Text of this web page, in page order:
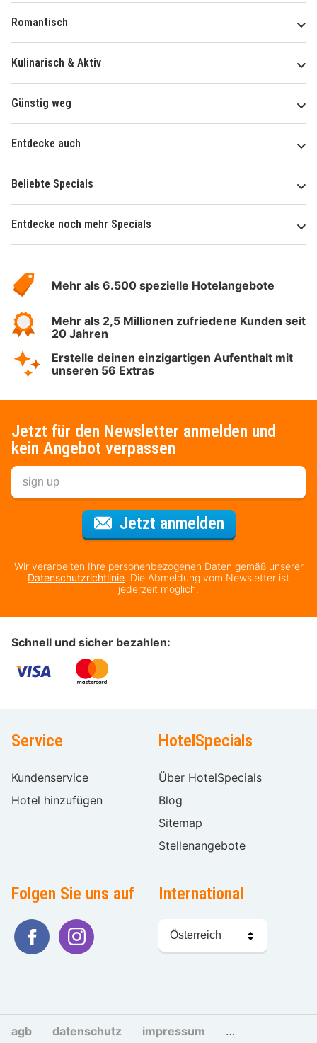
Romantisch
Kulinarisch & Aktiv
Günstig weg
Entdecke auch
Beliebte Specials
Entdecke noch mehr Specials
Hotelspecials
Mehr als 6.500 spezielle Hotelangebote
Mehr als 2,5 Millionen zufriedene Kunden seit
20 Jahren
Erstelle deinen einzigartigen Aufenthalt mit
unseren 56 Extras
Jetzt für den Newsletter anmelden und
kein Angebot verpassen
Jetzt anmeldenFür den
Wir verarbeiten Ihre personenbezogenen Daten gemäß unserer
Datenschutzrichtlinie. Die Abmeldung vom Newsletter ist
jederzeit möglich.
Schnell und sicher bezahlen:
Service
Kundenservice
Hotel hinzufügen
HotelSpecials
Über HotelSpecials
Blog
Sitemap
Stellenangebote
Folgen Sie uns auf International
Sprache
wählen
agb datenschutz impressum cookies und